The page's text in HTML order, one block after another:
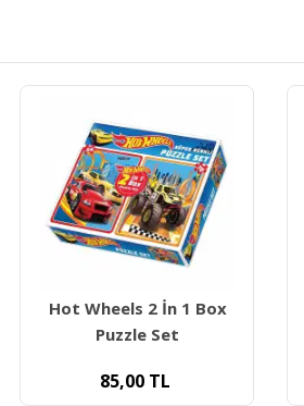
Dıy Toys Manyetik
Meyveler Sebzeler
90,00TL